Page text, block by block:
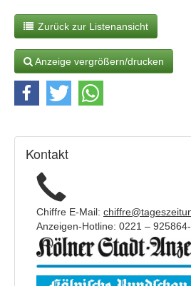
Zurück zur Listenansicht
Anzeige vergrößern/drucken
Kontakt
Chiffre E-Mail:
Anzeigen-Hotline: 0221 –